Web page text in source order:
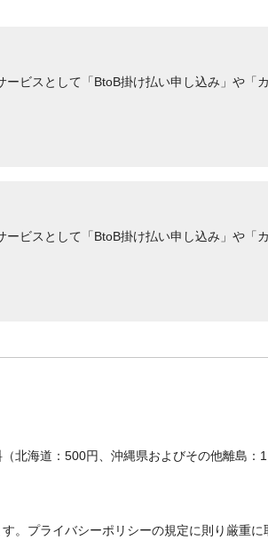
ービスとして「BtoB掛け払い申し込み」や
ービスとして「BtoB掛け払い申し込み」や
北海道：500円、沖縄県およびその他離島
。プライバシーポリシーの規定に則り厳重に